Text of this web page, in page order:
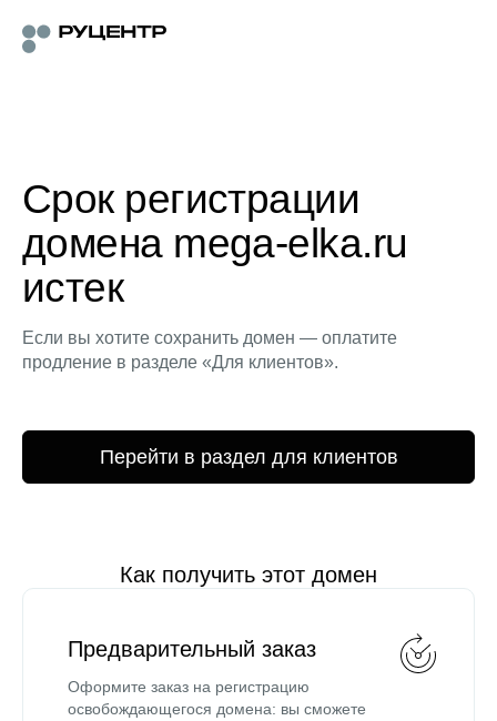
Срок регистрации
домена mega-elka.ru
истек
Если вы хотите сохранить домен — оплатите
продление в разделе «Для клиентов».
Перейти в раздел для клиентов
Как получить этот домен
Предварительный заказ
Оформите заказ на регистрацию
освобождающегося домена: вы сможете